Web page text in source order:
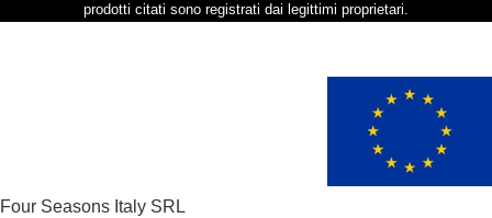
prodotti citati sono registrati dai legittimi proprietari.
Four Seasons Italy SRL